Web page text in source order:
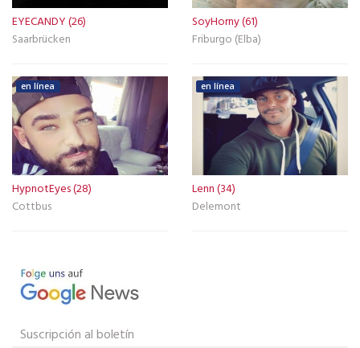
EYECANDY (26)
Saarbrücken
SoyHorny (61)
Friburgo (Elba)
en línea
HypnotEyes (28)
Cottbus
en línea
Lenn (34)
Delemont
Suscripción al boletín